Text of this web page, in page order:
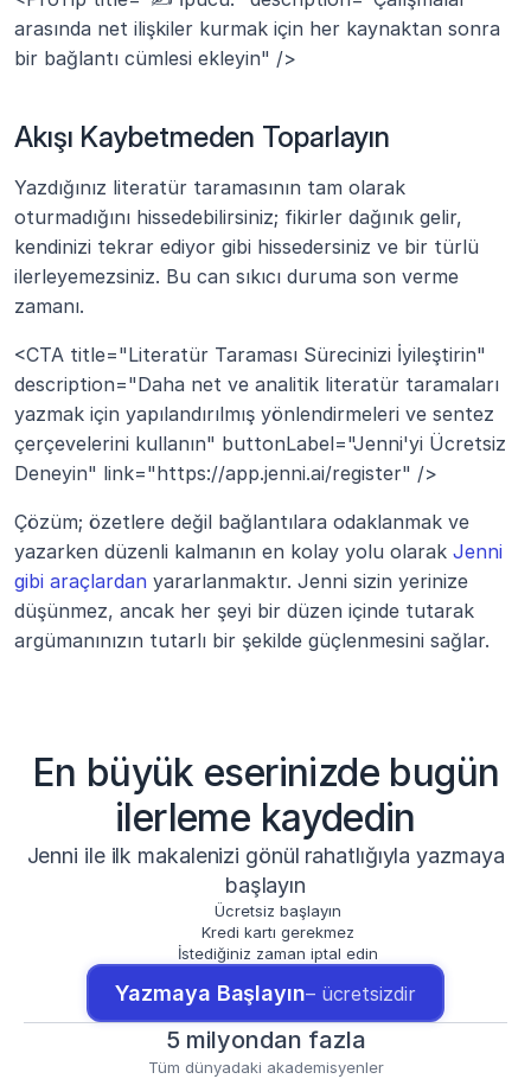
arasında net ilişkiler kurmak için her kaynaktan sonra
bir bağlantı cümlesi ekleyin" />
Akışı Kaybetmeden Toparlayın
Yazdığınız literatür taramasının tam olarak
oturmadığını hissedebilirsiniz; fikirler dağınık gelir,
kendinizi tekrar ediyor gibi hissedersiniz ve bir türlü
ilerleyemezsiniz. Bu can sıkıcı duruma son verme
zamanı.
<CTA title="Literatür Taraması Sürecinizi İyileştirin"
description="Daha net ve analitik literatür taramaları
yazmak için yapılandırılmış yönlendirmeleri ve sentez
çerçevelerini kullanın" buttonLabel="Jenni'yi Ücretsiz
Deneyin" link="https://app.jenni.ai/register" />
Çözüm; özetlere değil bağlantılara odaklanmak ve
yazarken düzenli kalmanın en kolay yolu olarak Jenni
gibi araçlardan yararlanmaktır. Jenni sizin yerinize
düşünmez, ancak her şeyi bir düzen içinde tutarak
argümanınızın tutarlı bir şekilde güçlenmesini sağlar.
En büyük eserinizde bugün
ilerleme kaydedin
Jenni ile ilk makalenizi gönül rahatlığıyla yazmaya
başlayın
Ücretsiz başlayın
Kredi kartı gerekmez
İstediğiniz zaman iptal edin
Yazmaya Başlayın– ücretsizdir
5 milyondan fazla
Tüm dünyadaki akademisyenler